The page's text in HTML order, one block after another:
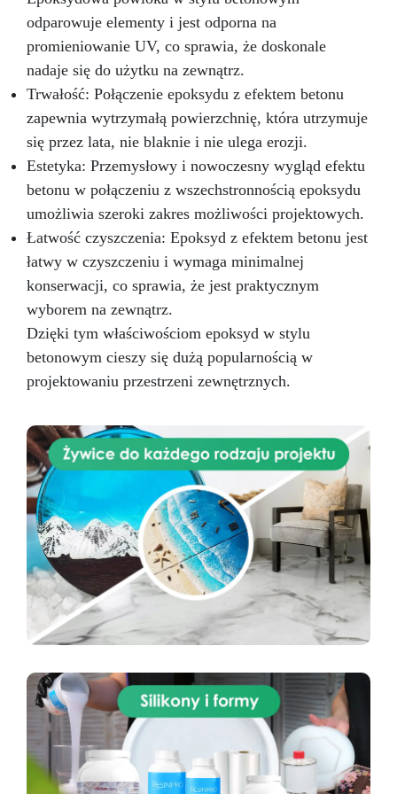
roboczego z żywicy epoksydowej i pozwól, aby
Twoja kuchnia lśniła blaskiem i stylem.
odparowuje elementy i jest odporna na
promieniowanie UV, co sprawia, że doskonale
nadaje się do użytku na zewnątrz.
Trwałość: Połączenie epoksydu z efektem betonu
zapewnia wytrzymałą powierzchnię, która utrzymuje
się przez lata, nie blaknie i nie ulega erozji.
Estetyka: Przemysłowy i nowoczesny wygląd efektu
betonu w połączeniu z wszechstronnością epoksydu
umożliwia szeroki zakres możliwości projektowych.
Łatwość czyszczenia: Epoksyd z efektem betonu jest
łatwy w czyszczeniu i wymaga minimalnej
konserwacji, co sprawia, że jest praktycznym
wyborem na zewnątrz.
Dzięki tym właściwościom epoksyd w stylu
betonowym cieszy się dużą popularnością w
projektowaniu przestrzeni zewnętrznych.